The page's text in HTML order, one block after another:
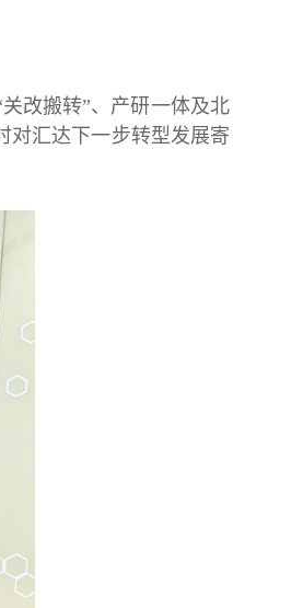
改搬转”、产研一体及北
对汇达下一步转型发展寄